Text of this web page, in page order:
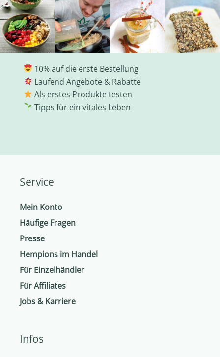
10% auf die erste Bestellung
Laufend Angebote & Rabatte
Als erstes Produkte testen
Tipps für ein vitales Leben
Service
Mein Konto
Häufige Fragen
Presse
Hempions im Handel
Für Einzelhändler
Für Affiliates
Jobs & Karriere
Infos